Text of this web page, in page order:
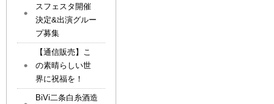
スフェスタ開催
決定&出演グルー
プ募集
【通信販売】こ
の素晴らしい世
界に祝福を！
BiVi二条白糸酒造